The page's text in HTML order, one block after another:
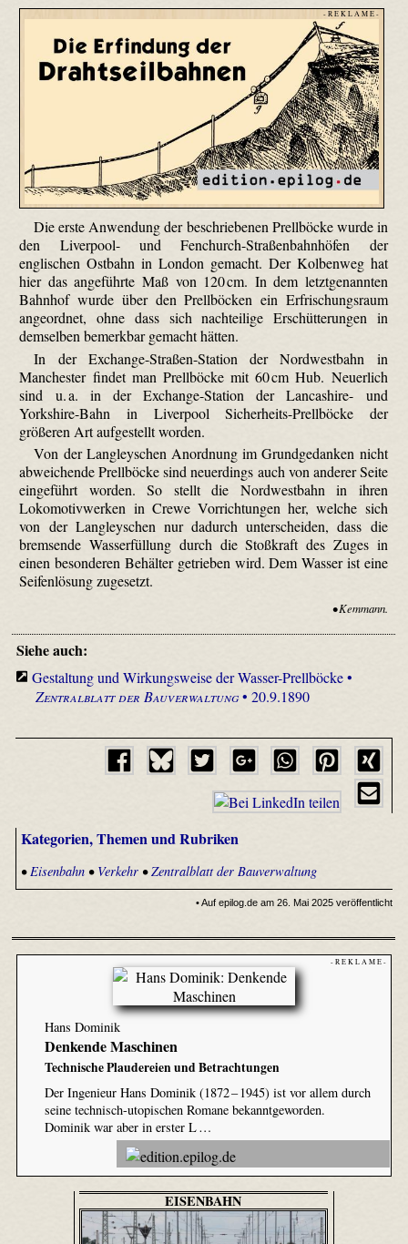
- R E K L A M E -
Die erste Anwendung der beschriebenen Prellböcke wurde in
den Liverpool- und Fenchurch-Straßen­bahn­höfen der
englischen Ostbahn in London gemacht. Der Kolbenweg hat
hier das angeführte Maß von 120 cm. In dem letztgenannten
Bahnhof wurde über den Prellböcken ein Erfrischungsraum
angeordnet, ohne dass sich nachteilige Erschütterungen in
demselben bemerkbar gemacht hätten.
In der Exchange-Straßen-Station der Nordwestbahn in
Manchester findet man Prellböcke mit 60 cm Hub. Neuerlich
sind u. a. in der Exchange-Station der Lancashire- und
Yorkshire-Bahn in Liverpool Sicherheits-Prellböcke der
größeren Art aufgestellt worden.
Von der Langleyschen Anordnung im Grundgedanken nicht
abweichende Prellböcke sind neuerdings auch von anderer Seite
eingeführt worden. So stellt die Nordwestbahn in ihren
Lokomotiv­werken in Crewe Vorrichtungen her, welche sich
von der Langleyschen nur dadurch unterscheiden, dass die
bremsende Wasserfüllung durch die Stoßkraft des Zuges in
einen besonderen Behälter getrieben wird. Dem Wasser ist eine
Seifenlösung zugesetzt.
• Kemmann.
Siehe auch:
Gestaltung und Wirkungsweise der Wasser-Prellböcke •
Zentralblatt der Bauverwaltung• 20.9.1890
Kategorien, Themen und Rubriken
• Eisenbahn• Verkehr•Zentralblatt der Bauverwaltung
• Auf epilog.de am 26. Mai 2025 veröffentlicht
- R E K L A M E -
Hans Dominik
Denkende Maschinen
Technische Plaudereien und Betrachtungen
Der Ingenieur Hans Dominik (1872 – 1945) ist vor allem durch
seine technisch-utopischen Romane bekanntgeworden.
Dominik war aber in erster L …
EISENBAHN